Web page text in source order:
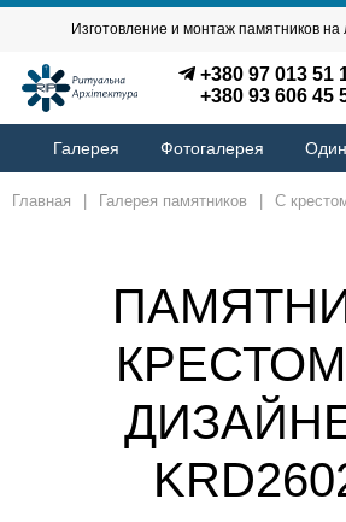
Изготовление и монтаж памятников
+380 97 013 51
+380 93 606 45
Галерея Фотогалерея
Главная Галерея памятников С